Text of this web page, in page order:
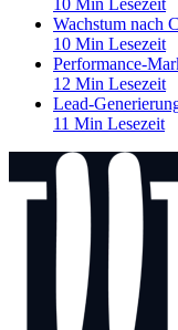
10 Min Lesezeit
Wachstum nach
10 Min Lesezeit
Performance-
12 Min Lesezeit
Lead-
11 Min Lesezeit